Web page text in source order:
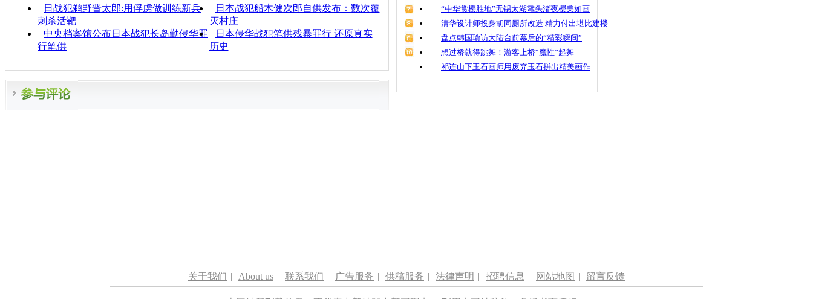
日战犯鹈野晋太郎:用俘虏做训练新兵
刺杀活靶
日本战犯船木健次郎自供发布：数次覆
灭村庄
中央档案馆公布日本战犯长岛勤侵华罪
行笔供
日本侵华战犯笔供残暴罪行 还原真实
历史
“中华赏樱胜地”无锡太湖鼋头渚夜樱美如画
清华设计师投身胡同厕所改造 精力付出堪比建楼
盘点韩国瑜访大陆台前幕后的“精彩瞬间”
想过桥就得跳舞！游客上桥“魔性”起舞
祁连山下玉石画师用废弃玉石拼出精美画作
关于我们 | About us | 联系我们 | 广告服务 | 供稿服务 | 法律声明 | 招聘信息 | 网站地图 | 留言反馈